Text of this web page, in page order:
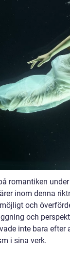
romantiken
inom denna
och
och
inte bara
i sina verk.